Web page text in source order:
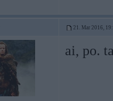
21. Mar 2016,
ai, po.